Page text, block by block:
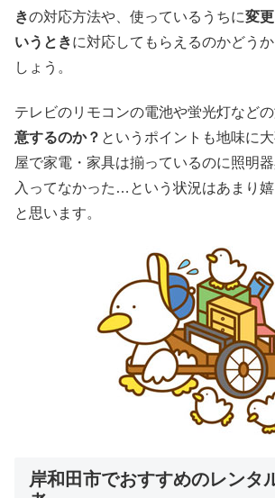
きの対応方法や、使っているうちに変
いうときに対応してもらえるのかどう
しょう。
テレビのリモコンの電池や蛍光灯などの
意するのか？ というポイントも地味に
屋で家電・家具は揃っているのに照明
入ってなかった…という状況はあまり
と思います。
岸和田市でおすすめのレンタ